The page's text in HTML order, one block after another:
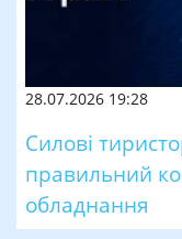
28.07.2026 19:28
Силові
правильний
обладнання